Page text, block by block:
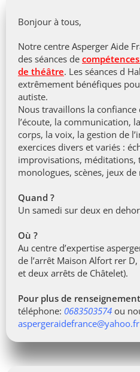
Bonjour à tous,
Notre centre Asperger Aide
des séances de
de théâtre. Les séances d
extrêmement bénéfiques
autiste.
Nous travaillons la confiance
l’écoute, la communication,
corps, la voix, la gestion de
exercices divers et variés :
improvisations, méditations,
monologues, scènes, jeux
Quand ?
Un samedi sur deux en
Où ?
Au centre d’expertise
de l’arrêt Maison Alfort rer
et deux arrêts de Châtelet).
Pour plus de
téléphone: 0683503574 ou
aspergeraidefrance@yahoo.fr